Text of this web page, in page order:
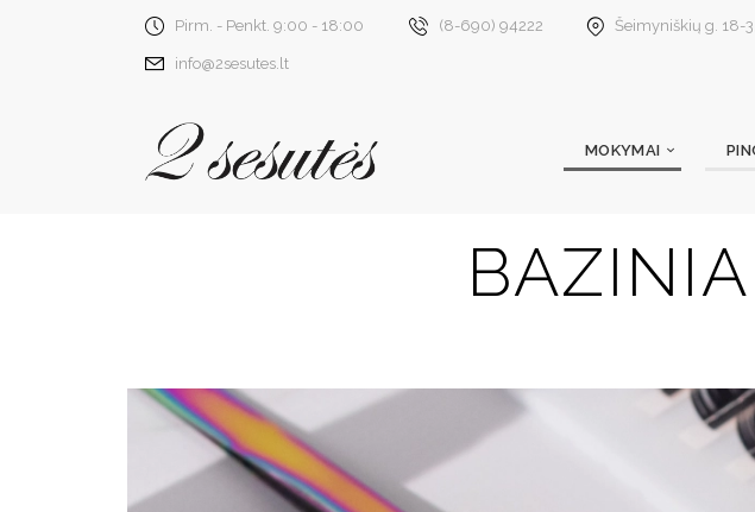
Pirm. - Penkt. 9:00 - 18:00 (8-690) 94222 Šeimyniškių g. 18-
info@2sesutes.lt
MOKYMAI